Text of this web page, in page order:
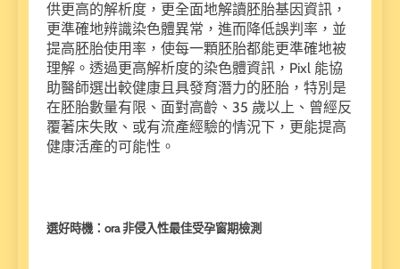
供更高的解析度，更全面地解讀胚胎基因資訊，
更準確地辨識染色體異常，進而降低誤判率，並
提高胚胎使用率，使每一顆胚胎都能更準確地被
理解。透過更高解析度的染色體資訊，Pixl 能協
助醫師選出較健康且具發育潛力的胚胎，特別是
在胚胎數量有限、面對高齡、35 歲以上、曾經反
覆著床失敗、或有流產經驗的情況下，更能提高
健康活產的可能性。
選好時機：ora 非侵入性最佳受孕窗期檢測